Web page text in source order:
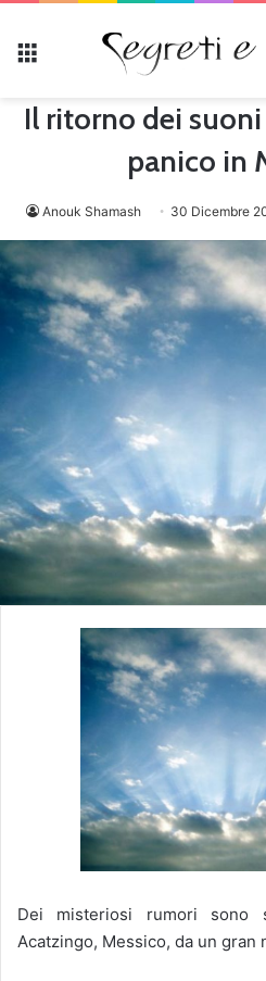
Il ritorno dei suoni
panico in
Anouk Shamash 30 Dicembre
Dei misteriosi rumori
Acatzingo, Messico, da un gran